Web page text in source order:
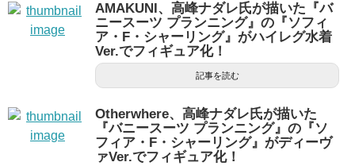
AMAKUNI、高峰ナダレ氏が描いた『バ
ニースーツ プランニング』の『ソフィ
ア・F・シャーリング』がハイレグ水着
Ver.でフィギュア化！
記事を読む
Otherwhere、高峰ナダレ氏が描いた
『バニースーツ プランニング』の『ソ
フィア・F・シャーリング』がディーヴ
ァVer.でフィギュア化！